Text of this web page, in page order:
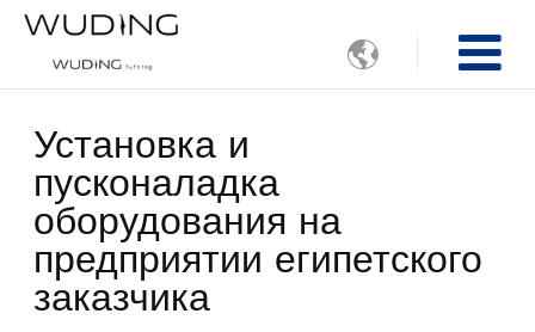

Установка и
пусконаладка
оборудования на
предприятии египетского
заказчика